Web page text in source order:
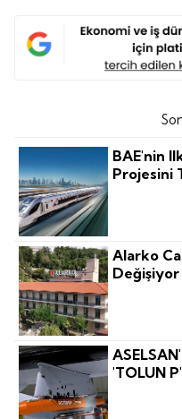
BAE'nin
Projesini
Alarko
Değişiyor
'TOLUN